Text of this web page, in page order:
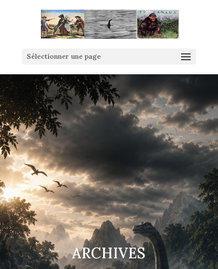
Sélectionner une page
ARCHIVES